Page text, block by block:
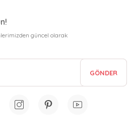
güncel olarak
GÖNDER